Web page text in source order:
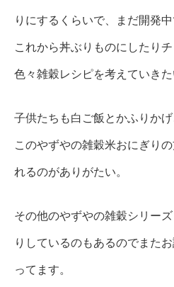
りにするくらいで、まだ開発中
これから丼ぶりものにしたり
色々雑穀レシピを考えていきた
子供たちも白ご飯とかふりかげ
このやずやの雑穀米おにぎり
れるのがありがたい。
その他のやずやの雑穀シリー
りしているのもあるのでまた
ってます。